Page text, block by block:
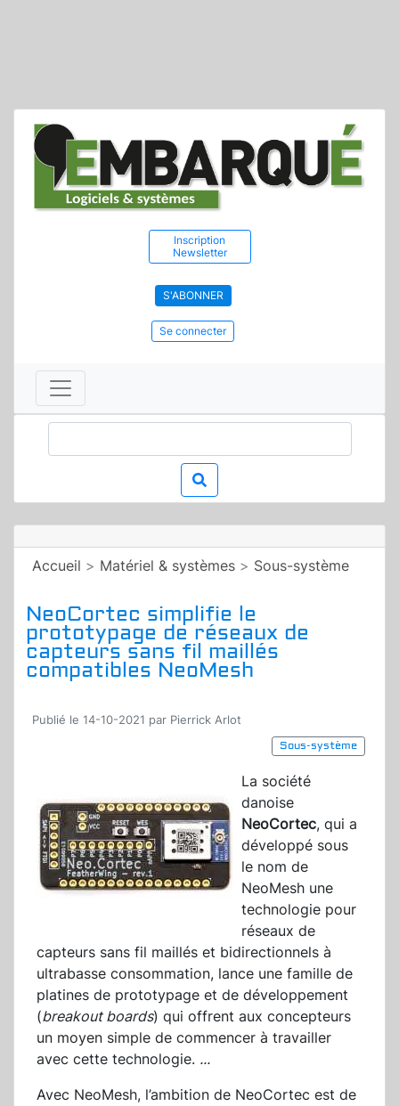
Inscription
Newsletter
S'ABONNER
Se connecter
Accueil > Matériel & systèmes > Sous-système
NeoCortec simplifie le
prototypage de réseaux de
capteurs sans fil maillés
compatibles NeoMesh
Publié le 14-10-2021 par Pierrick Arlot
Sous-système
La société
danoise
NeoCortec, qui a
développé sous
le nom de
NeoMesh une
technologie pour
réseaux de
capteurs sans fil maillés et bidirectionnels à
ultrabasse consommation, lance une famille de
platines de prototypage et de développement
(breakout boards) qui offrent aux concepteurs
un moyen simple de commencer à travailler
avec cette technologie. ...
Avec NeoMesh, l’ambition de NeoCortec est de